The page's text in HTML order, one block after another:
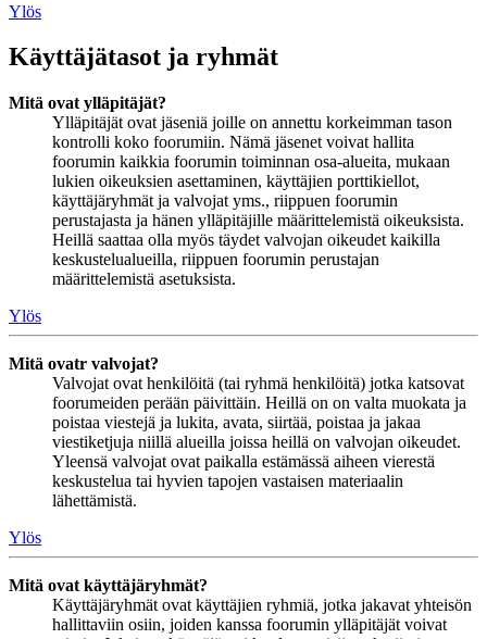
Ylös
Käyttäjätasot ja ryhmät
Mitä ovat ylläpitäjät?
Ylläpitäjät ovat jäseniä joille on annettu korkeimman tason
kontrolli koko foorumiin. Nämä jäsenet voivat hallita
foorumin kaikkia foorumin toiminnan osa-alueita, mukaan
lukien oikeuksien asettaminen, käyttäjien porttikiellot,
käyttäjäryhmät ja valvojat yms., riippuen foorumin
perustajasta ja hänen ylläpitäjille määrittelemistä oikeuksista.
Heillä saattaa olla myös täydet valvojan oikeudet kaikilla
keskustelualueilla, riippuen foorumin perustajan
määrittelemistä asetuksista.
Ylös
Mitä ovatr valvojat?
Valvojat ovat henkilöitä (tai ryhmä henkilöitä) jotka katsovat
foorumeiden perään päivittäin. Heillä on on valta muokata ja
poistaa viestejä ja lukita, avata, siirtää, poistaa ja jakaa
viestiketjuja niillä alueilla joissa heillä on valvojan oikeudet.
Yleensä valvojat ovat paikalla estämässä aiheen vierestä
keskustelua tai hyvien tapojen vastaisen materiaalin
lähettämistä.
Ylös
Mitä ovat käyttäjäryhmät?
Käyttäjäryhmät ovat käyttäjien ryhmiä, jotka jakavat yhteisön
hallittaviin osiin, joiden kanssa foorumin ylläpitäjät voivat